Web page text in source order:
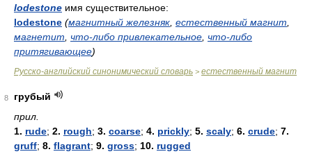
lodestone имя существительное:
lodestone (магнитный железняк естественный магнит
магнетит
что-либо привлекательное что-либо
притягивающее)
Русско-английский синонимический словарь > естественный магнит
8
грубый
прил.
1. rude; 2. rough; 3. coarse; 4. prickly; 5. scaly; 6. crude; 7.
gruff; 8. flagrant; 9. gross; 10. rugged